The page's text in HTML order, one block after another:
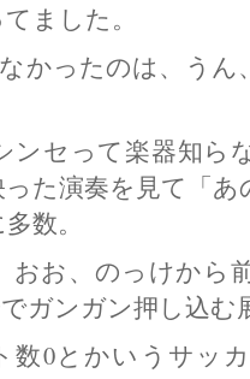
ました。
かったのは、うん
ンセって楽器知ら
た演奏を見て「あ
数。
おお、のっけから
ガンガン押し込む
数0とかいうサッ